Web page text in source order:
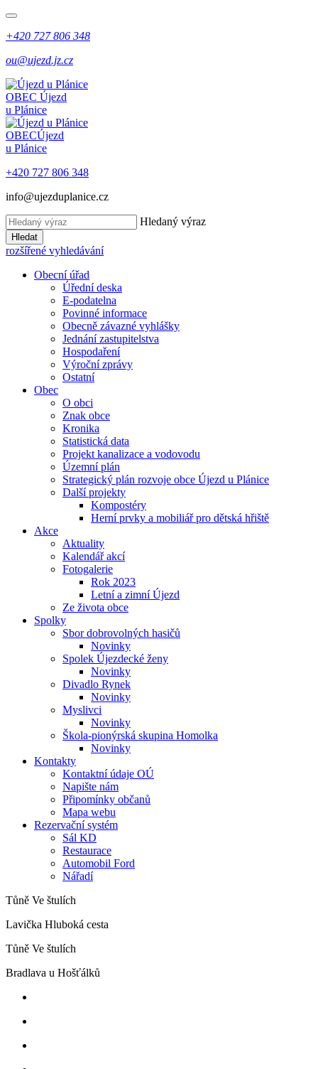
+420 727 806 348
ou@ujezd.jz.cz
OBEC Újezd
u Plánice
OBECÚjezd
u Plánice
+420 727 806 348
info@ujezduplanice.cz
Hledaný výraz
Hledat
rozšířené vyhledávání
Obecní úřad
Úřední deska
E-podatelna
Povinné informace
Obecně závazné vyhlášky
Jednání zastupitelstva
Hospodaření
Výroční zprávy
Ostatní
Obec
O obci
Znak obce
Kronika
Statistická data
Projekt kanalizace a vodovodu
Územní plán
Strategický plán rozvoje obce Újezd u Plánice
Další projekty
Kompostéry
Herní prvky a mobiliář pro dětská hřiště
Akce
Aktuality
Kalendář akcí
Fotogalerie
Rok 2023
Letní a zimní Újezd
Ze života obce
Spolky
Sbor dobrovolných hasičů
Novinky
Spolek Újezdecké ženy
Novinky
Divadlo Rynek
Novinky
Myslivci
Novinky
Škola-pionýrská skupina Homolka
Novinky
Kontakty
Kontaktní údaje OÚ
Napište nám
Připomínky občanů
Mapa webu
Rezervační systém
Sál KD
Restaurace
Automobil Ford
Nářadí
Tůně Ve štulích
Lavička Hluboká cesta
Tůně Ve štulích
Bradlava u Hošťálků